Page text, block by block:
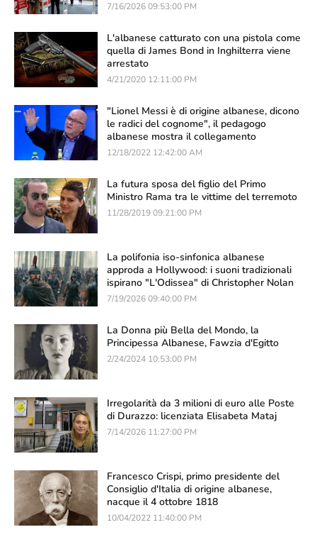
7/16/2026 09:53:00 PM
L'albanese catturato con una pistola come
quella di James Bond in Inghilterra viene
arrestato
4/21/2020 12:11:00 PM
"Lionel Messi è di origine albanese, dicono
le radici del cognome", il pedagogo
albanese mostra il collegamento
12/18/2022 12:42:00 AM
La futura sposa del figlio del Primo
Ministro Rama tra le vittime del terremoto
11/28/2019 09:21:00 PM
La polifonia iso-sinfonica albanese
approda a Hollywood: i suoni tradizionali
ispirano "L'Odissea" di Christopher Nolan
7/19/2026 09:40:00 PM
La Donna più Bella del Mondo, la
Principessa Albanese, Fawzia d'Egitto
2/24/2024 10:53:00 PM
Irregolarità da 3 milioni di euro alle Poste
di Durazzo: licenziata Elisabeta Mataj
7/14/2026 11:27:00 PM
Francesco Crispi, primo presidente del
Consiglio d'Italia di origine albanese,
nacque il 4 ottobre 1818
10/04/2022 11:40:00 PM